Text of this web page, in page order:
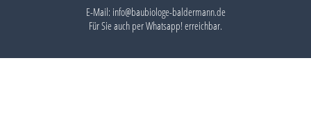
E-Mail: info@baubiologe-baldermann.de
Für Sie auch perWhatsapp!erreichbar.